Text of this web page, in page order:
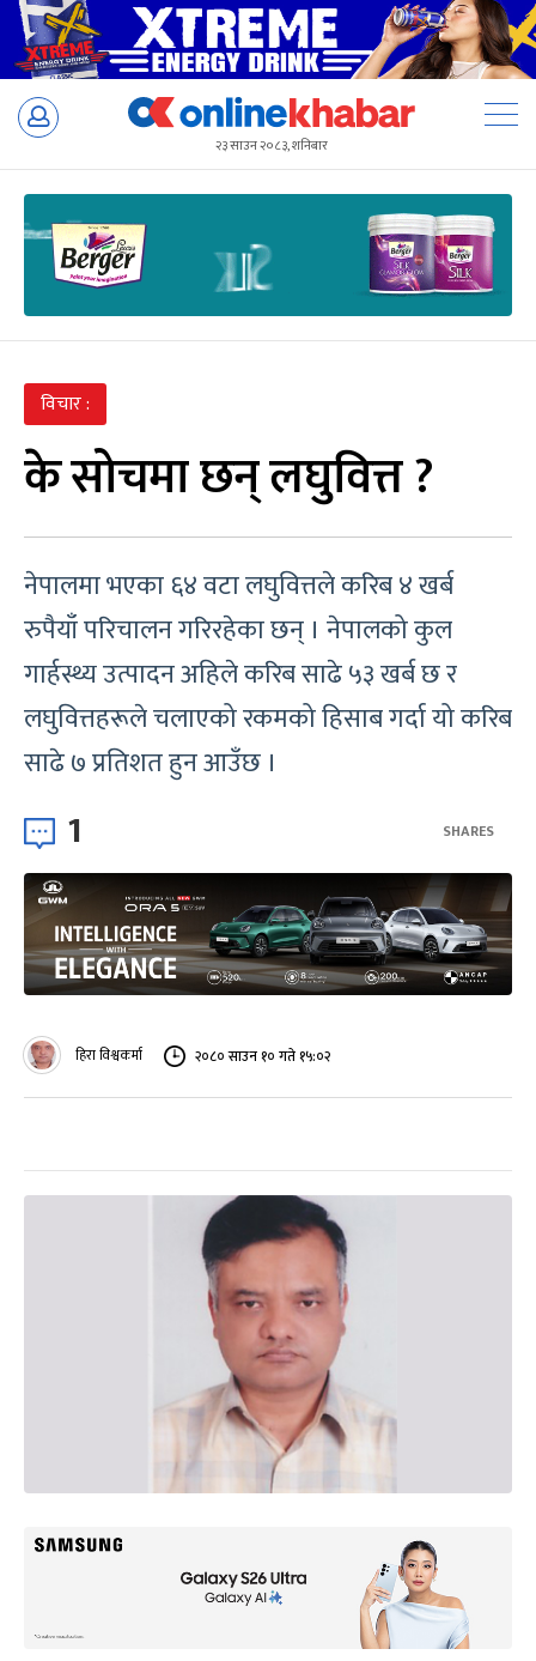
Skip
२३ साउन २०८३, शनिबार
विचार :
के सोचमा छन् लघुवित्त ?
नेपालमा भएका ६४ वटा लघुवित्तले करिब ४ खर्ब
रुपैयाँ परिचालन गरिरहेका छन् । नेपालको कुल
गार्हस्थ्य उत्पादन अहिले करिब साढे ५३ खर्ब छ र
लघुवित्तहरूले चलाएको रकमको हिसाब गर्दा यो करिब
साढे ७ प्रतिशत हुन आउँछ ।
1 SHARES
हिरा विश्वकर्मा २०८० साउन १० गते १५:०२